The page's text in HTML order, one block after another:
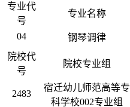
专业代
号
专业名称
04 钢琴调律
院校代
号
院校专业组
2483
宿迁幼儿师范高等专
科学校002专业组